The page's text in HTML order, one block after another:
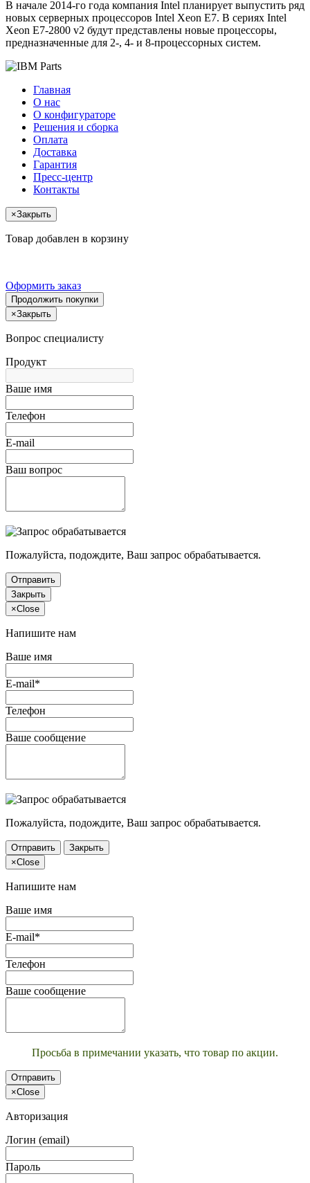
В начале 2014-го года компания Intel планирует выпустить ряд
новых серверных процессоров Intel Xeon E7. В сериях Intel
Xeon E7-2800 v2 будут представлены новые процессоры,
предназначенные для 2-, 4- и 8-процессорных систем.
Главная
О нас
О конфигураторе
Решения и сборка
Оплата
Доставка
Гарантия
Пресс-центр
Контакты
×Закрыть
Товар добавлен в корзину
Оформить заказ
Продолжить покупки
×Закрыть
Вопрос специалисту
Продукт
Ваше имя
Телефон
E-mail
Ваш вопрос
Пожалуйста, подождите, Ваш запрос обрабатывается.
Отправить
Закрыть
×Close
Напишите нам
Ваше имя
E-mail*
Телефон
Ваше сообщение
Пожалуйста, подождите, Ваш запрос обрабатывается.
Отправить
Закрыть
×Close
Напишите нам
Ваше имя
E-mail*
Телефон
Ваше сообщение
Просьба в примечании указать, что товар по акции.
Отправить
×Close
Авторизация
Логин (email)
Пароль